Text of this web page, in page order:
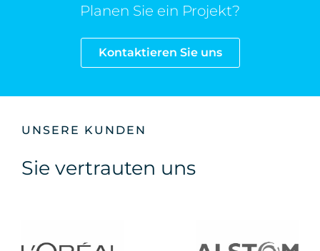
Planen Sie ein Projekt?
Kontaktieren Sie uns
UNSERE KUNDEN
Sie vertrauten uns